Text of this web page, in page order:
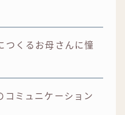
くるお母さんに憧
ミュニケーション